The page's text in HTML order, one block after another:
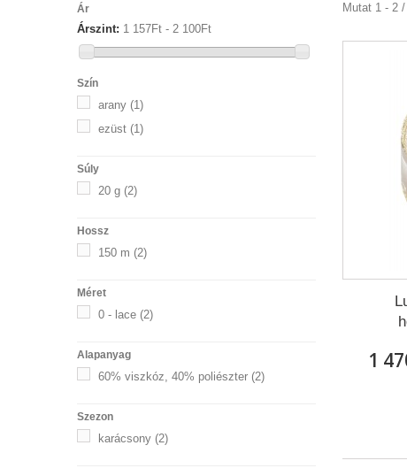
Ár
Árszint: 1 157Ft‎ - 2 100Ft‎
Szín
arany (1)
ezüst (1)
Súly
20 g (2)
Hossz
150 m (2)
Méret
0 - lace (2)
Alapanyag
60% viszkóz, 40% poliészter (2)
Szezon
karácsony (2)
Mutat 1 - 2
1